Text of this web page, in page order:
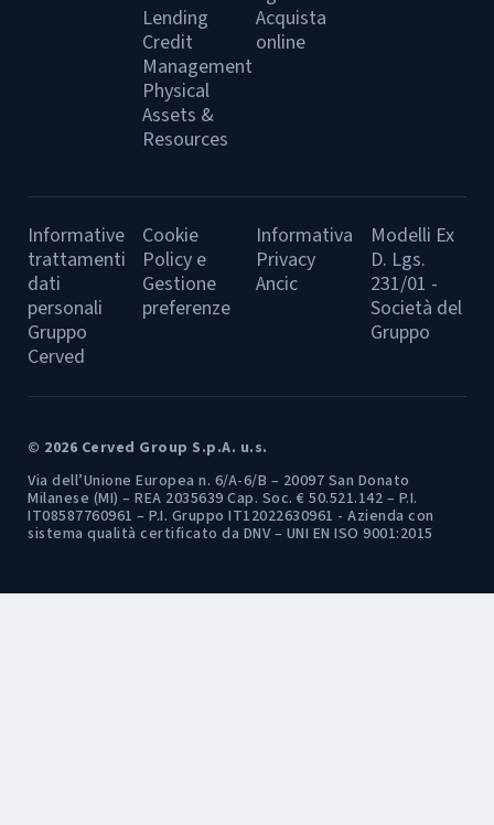
Lending
Credit
Management
Physical
Assets &
Resources
Acquista
online
Informative
trattamenti
dati
personali
Gruppo
Cerved
Cookie
Policy e
Gestione
preferenze
Informativa
Privacy
Ancic
Modelli Ex
D. Lgs.
231/01 -
Società del
Gruppo
© 2026 Cerved Group S.p.A. u.s.
Via dell’Unione Europea n. 6/A-6/B – 20097 San Donato
Milanese (MI) – REA 2035639 Cap. Soc. € 50.521.142 – P.I.
IT08587760961 – P.I. Gruppo IT12022630961 - Azienda con
sistema qualità certificato da DNV – UNI EN ISO 9001:2015